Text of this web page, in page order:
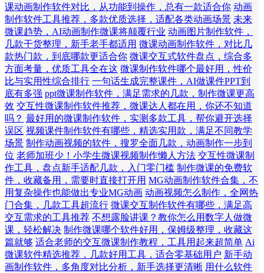
课动画制作软件对比，从功能到操作，总有一款适合你 动画
制作软件工具推荐，多款优质选择，适配各类动画场景 未来
微课趋势，AI动画制作微课将颠覆行业 动画图片制作软件，
几款干货整理，新手老手都适用 微课动画制作软件，对比几
款热门款，到底哪款更适合你 微课交互式软件盘点，综合多
方面考量，优质工具全在这 微课制作软件哪个最好用，性价
比与实用性综合排行 一句话生成完整课件，AI做课件PPT到
底有多强 ppt微课制作软件，满足需求的几款，制作微课更高
效 交互性微课制作软件推荐，微课达人都在用，你还不知道
吗？ 最好用的微课制作软件，实测多款工具，帮你避开选择
误区 视频课件制作软件有哪些，精选实用款，满足不同教学
场景 制作动画视频的软件，搜罗全面几款，动画制作一步到
位 老师加班少！小学生微课视频制作懒人方法 交互性微课制
作工具，盘点新手适配几款，入门零门槛 制作微课的免费软
件，收藏备用，需要时直接打开用 MG动画制作软件合集，不
用复杂操作也能做出专业MG动画 动画视频怎么制作，全网热
门合集，几款工具超流行 微课交互制作软件有哪些，满足高
交互需求的工具推荐 不想露脸讲课？教你怎么用数字人做微
课，轻松解决 制作微课哪个软件好用，保姆级整理，收藏这
篇就够 适合老师的交互微课制作教程，工具用起来超简单 Ai
微课软件精选推荐，几款好用工具，适合零基础用户 新手动
画制作软件，多角度对比分析，新手选择更清晰 用什么软件